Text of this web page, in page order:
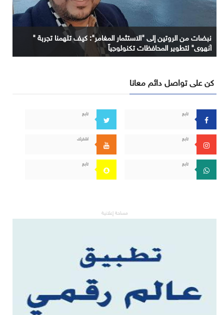
نبضات من الروتين إلى "الاستثمار المغامر": كيف تلهمنا تجربة "
آنهوي" لتطوير المحافظات تكنولوجياً
كن على تواصل دائم معانا
تابع تابع
تابع اشترك
تابع تابع
مساحة إعلانية